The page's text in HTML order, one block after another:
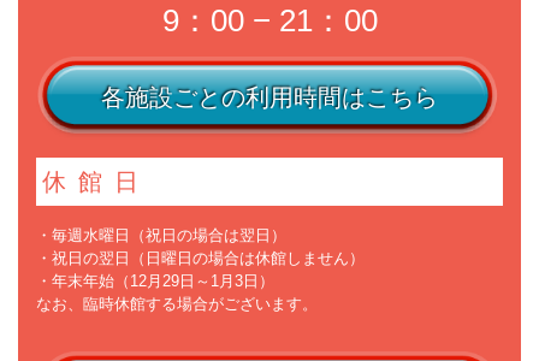
9：00 − 21：00
各施設ごとの利用時間はこちら
休館日
・毎週水曜日（祝日の場合は翌日）
・祝日の翌日（日曜日の場合は休館しません）
・年末年始（12月29日～1月3日）
なお、臨時休館する場合がございます。